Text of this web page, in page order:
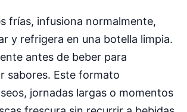
frías, infusiona normalmente,
y refrigera en una botella limpia.
antes de beber para
sabores. Este formato
jornadas largas o momentos